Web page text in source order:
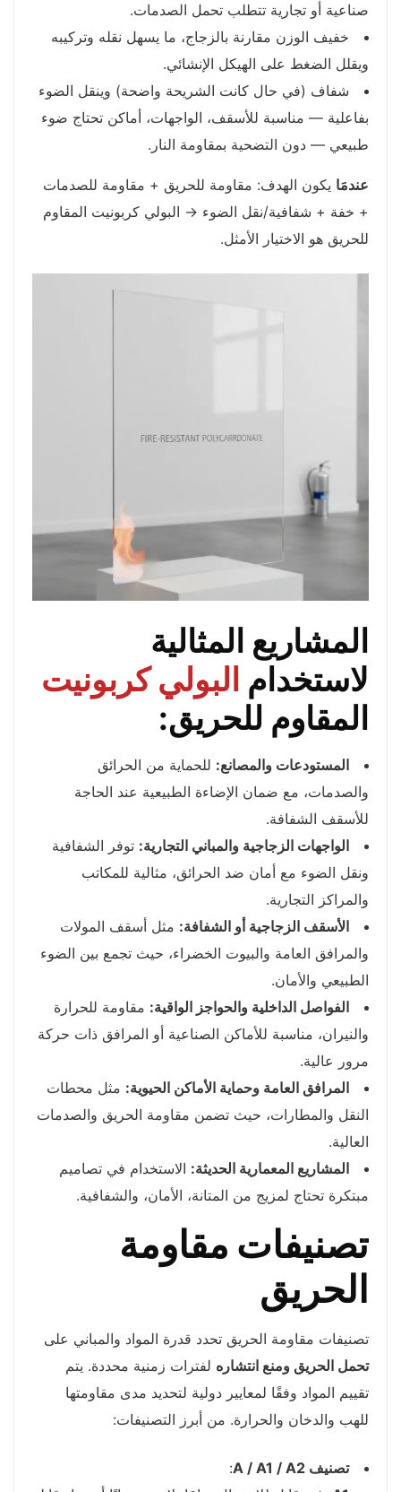
صناعية أو تجارية تتطلب تحمل الصدمات.
خفيف الوزن مقارنة بالزجاج، ما يسهل نقله وتركيبه
ويقلل الضغط على الهيكل الإنشائي.
شفاف (في حال كانت الشريحة واضحة) وينقل الضوء
بفاعلية — مناسبة للأسقف، الواجهات، أماكن تحتاج ضوء
طبيعي — دون التضحية بمقاومة النار.
عندمَا يكون الهدف: مقاومة للحريق + مقاومة للصدمات
+ خفة + شفافية/نقل الضوء → البولي كربونيت المقاوم
للحريق هو الاختيار الأمثل.
المشاريع المثالية
لاستخدام البولي كربونيت
المقاوم للحريق:
المستودعات والمصانع: للحماية من الحرائق
والصدمات، مع ضمان الإضاءة الطبيعية عند الحاجة
للأسقف الشفافة.
الواجهات الزجاجية والمباني التجارية: توفر الشفافية
ونقل الضوء مع أمان ضد الحرائق، مثالية للمكاتب
والمراكز التجارية.
الأسقف الزجاجية أو الشفافة: مثل أسقف المولات
والمرافق العامة والبيوت الخضراء، حيث تجمع بين الضوء
الطبيعي والأمان.
الفواصل الداخلية والحواجز الواقية: مقاومة للحرارة
والنيران، مناسبة للأماكن الصناعية أو المرافق ذات حركة
مرور عالية.
المرافق العامة وحماية الأماكن الحيوية: مثل محطات
النقل والمطارات، حيث تضمن مقاومة الحريق والصدمات
العالية.
المشاريع المعمارية الحديثة: الاستخدام في تصاميم
مبتكرة تحتاج لمزيج من المتانة، الأمان، والشفافية.
تصنيفات مقاومة
الحريق
تصنيفات مقاومة الحريق تحدد قدرة المواد والمباني على
تحمل الحريق ومنع انتشاره لفترات زمنية محددة. يتم
تقييم المواد وفقًا لمعايير دولية لتحديد مدى مقاومتها
للهب والدخان والحرارة. من أبرز التصنيفات:
تصنيف A / A1 / A2
: